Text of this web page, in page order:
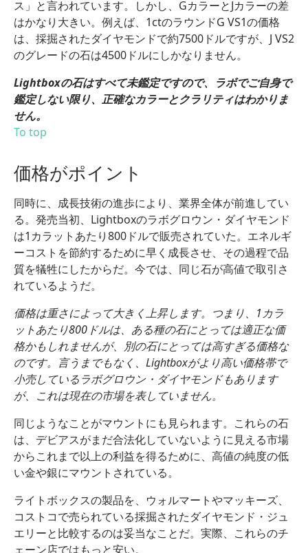
ス」と言われています。しかし、GカラーとJカラーの差
はかなり大きい。例えば、1ctのラウンドG VS1の価格
は、採掘されたダイヤモンドで約7500ドルですが、J VS2
のグレードの石は4500ドルにしかなりません。
Lightboxの石はすべて未鑑定ですので、ラボでご自身で
鑑定しない限り、正確なカラーとクラリティはわかりま
せん。
To top
価格がポイント
同時に、成長技術の進歩により、業界全体が前進してい
る。発売当初、Lightboxのラボグロウン・ダイヤモンド
は1カラットあたり800ドルで販売されていた。エネルギ
ーコストを節約するために早く成長させ、その過程で品
質を犠牲にしたからだ。今では、同じ石が高値で取引さ
れているようだ。
価格は重さによって大きく上昇します。つまり、1カラ
ットあたり800ドルは、ある種の石にとっては適正な価
格かもしれませんが、別の石にとっては高すぎる価格な
のです。言うまでもなく、Lightboxがより高い価格帯で
小売しているラボグロウン・ダイヤモンドもあります
が、これは現在の市場を表していません。
同じようなことがマウントにも見られます。これらの石
は、デビアスがまだ合法化していないように見える市場
からこれまで以上の利益を得るために、高値の純度の低
い金や銀にマウントされている。
ライトボックスの製品を、ウォルマートやマッキーズ、
コストコで売られている採掘されたダイヤモンド・ジュ
エリーと比較するのは妥当なことだ。実際、これらのチ
ェーン店ではもっと安い。